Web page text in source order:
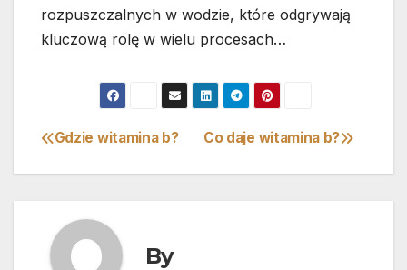
rozpuszczalnych w wodzie, które odgrywają
kluczową rolę w wielu procesach…
Nawigacja
wpisu
Co daje witamina b?
Gdzie witamina b?
By